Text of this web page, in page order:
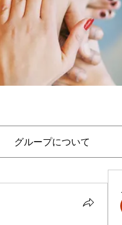
グループについて